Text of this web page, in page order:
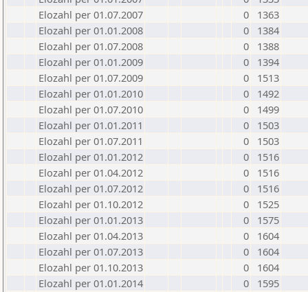
Elozahl per 01.07.2007
0
1363
Elozahl per 01.01.2008
0
1384
Elozahl per 01.07.2008
0
1388
Elozahl per 01.01.2009
0
1394
Elozahl per 01.07.2009
0
1513
Elozahl per 01.01.2010
0
1492
Elozahl per 01.07.2010
0
1499
Elozahl per 01.01.2011
0
1503
Elozahl per 01.07.2011
0
1503
Elozahl per 01.01.2012
0
1516
Elozahl per 01.04.2012
0
1516
Elozahl per 01.07.2012
0
1516
Elozahl per 01.10.2012
0
1525
Elozahl per 01.01.2013
0
1575
Elozahl per 01.04.2013
0
1604
Elozahl per 01.07.2013
0
1604
Elozahl per 01.10.2013
0
1604
Elozahl per 01.01.2014
0
1595